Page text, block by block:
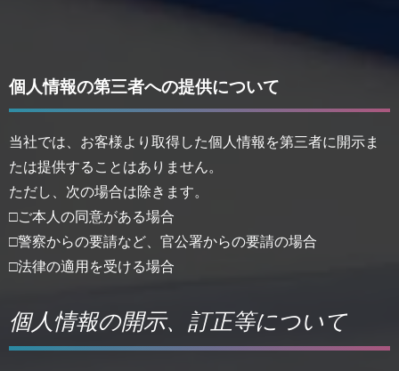
個人情報の第三者への提供について
当社では、お客様より取得した個人情報を第三者に開示ま
たは提供することはありません。
ただし、次の場合は除きます。
□ご本人の同意がある場合
□警察からの要請など、官公署からの要請の場合
□法律の適用を受ける場合
個人情報の開示、訂正等について